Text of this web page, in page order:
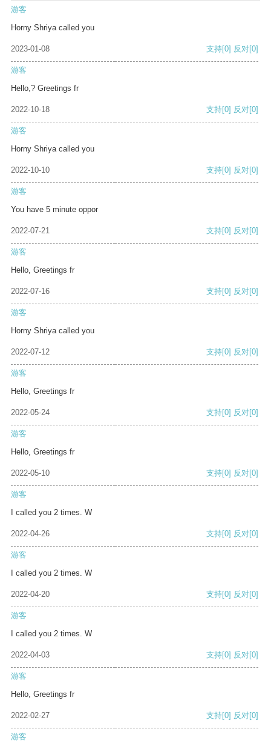
游客
Horny Shriya called you
2023-01-08 支持[0] 反对[0]
游客
Hello,? Greetings fr
2022-10-18 支持[0] 反对[0]
游客
Horny Shriya called you
2022-10-10 支持[0] 反对[0]
游客
You have 5 minute oppor
2022-07-21 支持[0] 反对[0]
游客
Hello, Greetings fr
2022-07-16 支持[0] 反对[0]
游客
Horny Shriya called you
2022-07-12 支持[0] 反对[0]
游客
Hello, Greetings fr
2022-05-24 支持[0] 反对[0]
游客
Hello, Greetings fr
2022-05-10 支持[0] 反对[0]
游客
I called you 2 times. W
2022-04-26 支持[0] 反对[0]
游客
I called you 2 times. W
2022-04-20 支持[0] 反对[0]
游客
I called you 2 times. W
2022-04-03 支持[0] 反对[0]
游客
Hello, Greetings fr
2022-02-27 支持[0] 反对[0]
游客